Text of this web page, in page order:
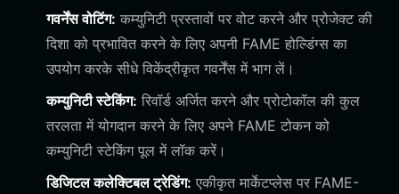
गवर्नेंस वोटिंग: कम्युनिटी प्रस्तावों पर वोट करने और प्रोजेक्ट की
दिशा को प्रभावित करने के लिए अपनी FAME होल्डिंग्स का
उपयोग करके सीधे विकेंद्रीकृत गवर्नेंस में भाग लें।
कम्युनिटी स्टेकिंग: रिवॉर्ड अर्जित करने और प्रोटोकॉल की कुल
तरलता में योगदान करने के लिए अपने FAME टोकन को
कम्युनिटी स्टेकिंग पूल में लॉक करें।
डिजिटल कलेक्टिबल ट्रेडिंग: एकीकृत मार्केटप्लेस पर FAME-